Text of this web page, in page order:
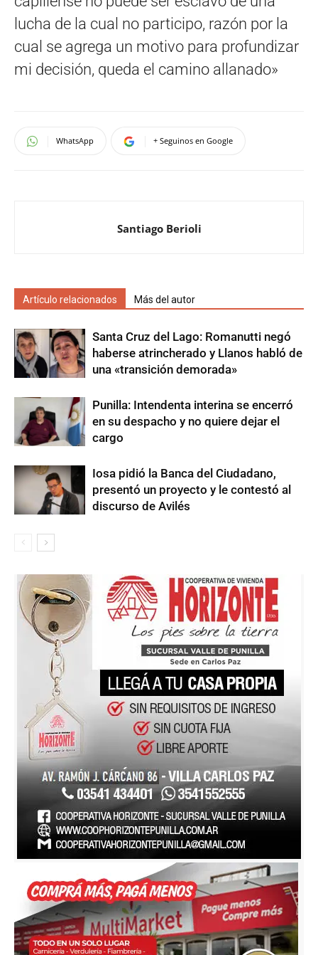
lucha de la cual no participo, razón por la
cual se agrega un motivo para profundizar
mi decisión, queda el camino allanado»
WhatsApp + Seguinos en Google
Santiago Berioli
Artículo relacionados Más del autor
Santa Cruz del Lago: Romanutti negó
haberse atrincherado y Llanos habló de
una «transición demorada»
Punilla: Intendenta interina se encerró
en su despacho y no quiere dejar el
cargo
Iosa pidió la Banca del Ciudadano,
presentó un proyecto y le contestó al
discurso de Avilés